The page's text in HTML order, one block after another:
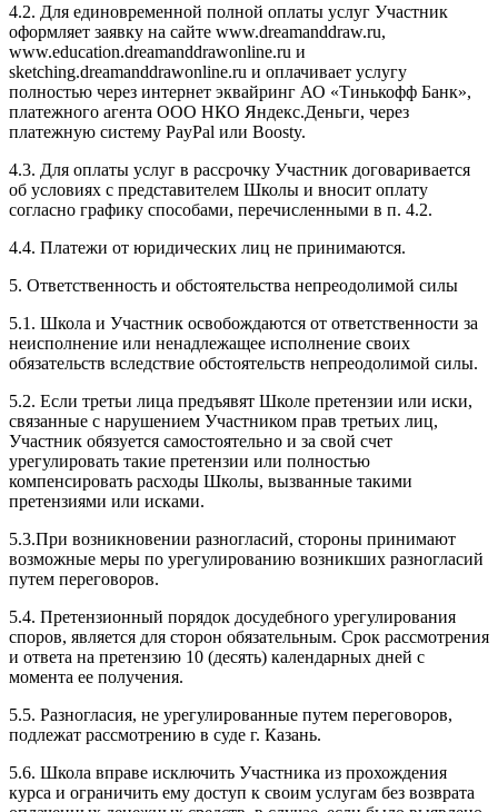
4.2. Для единовременной полной оплаты услуг Участник
оформляет заявку на сайте www.dreamanddraw.ru,
www.education.dreamanddrawonline.ru и
sketching.dreamanddrawonline.ru и оплачивает услугу
полностью через интернет эквайринг АО «Тинькофф Банк»,
платежного агента ООО НКО Яндекс.Деньги, через
платежную систему PayPal или Boosty.
4.3. Для оплаты услуг в рассрочку Участник договаривается
об условиях с представителем Школы и вносит оплату
согласно графику способами, перечисленными в п. 4.2.
4.4. Платежи от юридических лиц не принимаются.
5. Ответственность и обстоятельства непреодолимой силы
5.1. Школа и Участник освобождаются от ответственности за
неисполнение или ненадлежащее исполнение своих
обязательств вследствие обстоятельств непреодолимой силы.
5.2. Если третьи лица предъявят Школе претензии или иски,
связанные с нарушением Участником прав третьих лиц,
Участник обязуется самостоятельно и за свой счет
урегулировать такие претензии или полностью
компенсировать расходы Школы, вызванные такими
претензиями или исками.
5.3.При возникновении разногласий, стороны принимают
возможные меры по урегулированию возникших разногласий
путем переговоров.
5.4. Претензионный порядок досудебного урегулирования
споров, является для сторон обязательным. Срок рассмотрения
и ответа на претензию 10 (десять) календарных дней с
момента ее получения.
5.5. Разногласия, не урегулированные путем переговоров,
подлежат рассмотрению в суде г. Казань.
5.6. Школа вправе исключить Участника из прохождения
курса и ограничить ему доступ к своим услугам без возврата